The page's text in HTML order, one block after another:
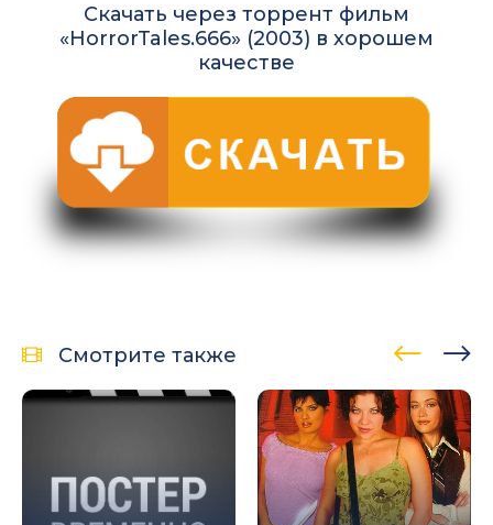
Скачать через торрент фильм
«HorrorTales.666» (2003) в хорошем
качестве
Смотрите также